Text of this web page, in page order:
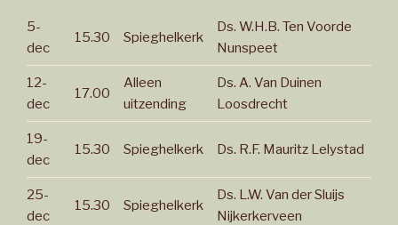
5-
dec
15.30 Spieghelkerk
Ds. W.H.B. Ten Voorde
Nunspeet
12-
dec
17.00
Alleen
uitzending
Ds. A. Van Duinen
Loosdrecht
19-
dec
15.30 Spieghelkerk Ds. R.F. Mauritz Lelystad
25-
dec
15.30 Spieghelkerk
Ds. L.W. Van der Sluijs
Nijkerkerveen